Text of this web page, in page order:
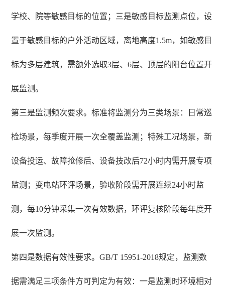
学校、院等敏感目标的位置；三是敏感目标监测点位，设
置于敏感目标的户外活动区域，离地高度1.5m，如敏感目
标为多层建筑，需额外选取3层、6层、顶层的阳台位置开
展监测。
第三是监测频次要求。标准将监测分为三类场景：日常巡
检场景，每季度开展一次全覆盖监测；特殊工况场景，新
设备投运、故障抢修后、设备技改后72小时内需开展专项
监测；变电站环评场景，验收阶段需开展连续24小时监
测，每10分钟采集一次有效数据，环评复核阶段每年度开
展一次监测。
第四是数据有效性要求。GB/T 15951-2018规定，监测数
据需满足三项条件方可判定为有效：一是监测时环境相对